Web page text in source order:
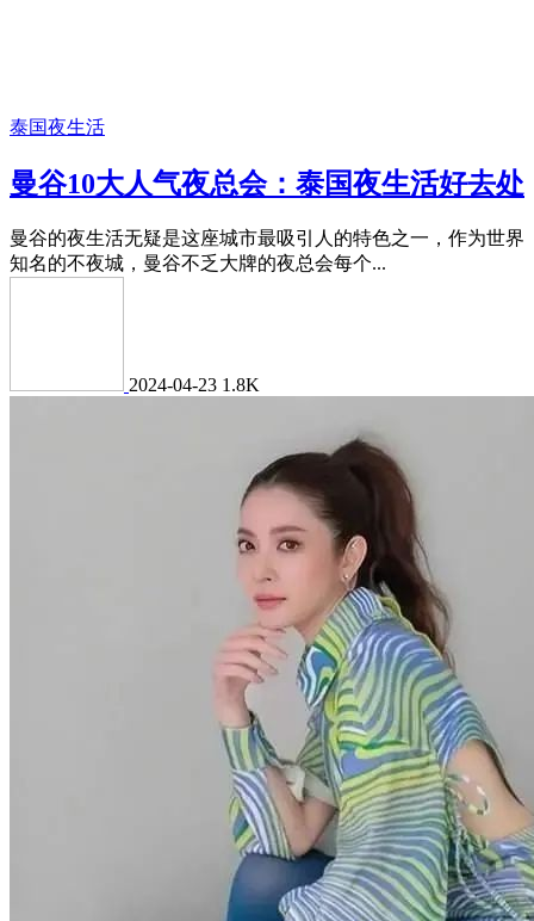
泰国夜生活
曼谷10大人气夜总会：泰国夜生活好去处
曼谷的夜生活无疑是这座城市最吸引人的特色之一，作为世界
知名的不夜城，曼谷不乏大牌的夜总会每个...
2024-04-23 1.8K